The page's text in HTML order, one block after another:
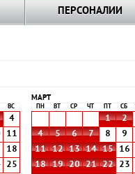
ПЕРСОНАЛИИ
ВС
4
11
18
25
МАРТ
ПН ВТ СР ЧТ СБ
1 2
4
5 6 7 8 9
11
12 13 14 15 16
18
19 20 21 22 23